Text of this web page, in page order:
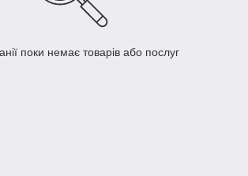
поки немає товарів або послуг